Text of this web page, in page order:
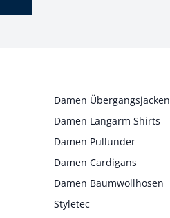
Damen Übergangsjacken
Damen Langarm Shirts
Damen Pullunder
Damen Cardigans
Damen Baumwollhosen
Styletec